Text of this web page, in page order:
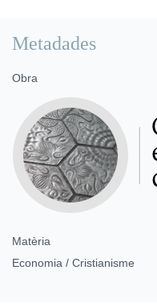
Metadades
Obra
Matèria
Economia / Cristianisme